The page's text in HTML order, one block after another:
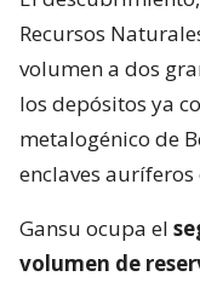
Recursos
volumen a dos
los depósitos ya
metalogénico de
enclaves
Gansu ocupa el
volumen de